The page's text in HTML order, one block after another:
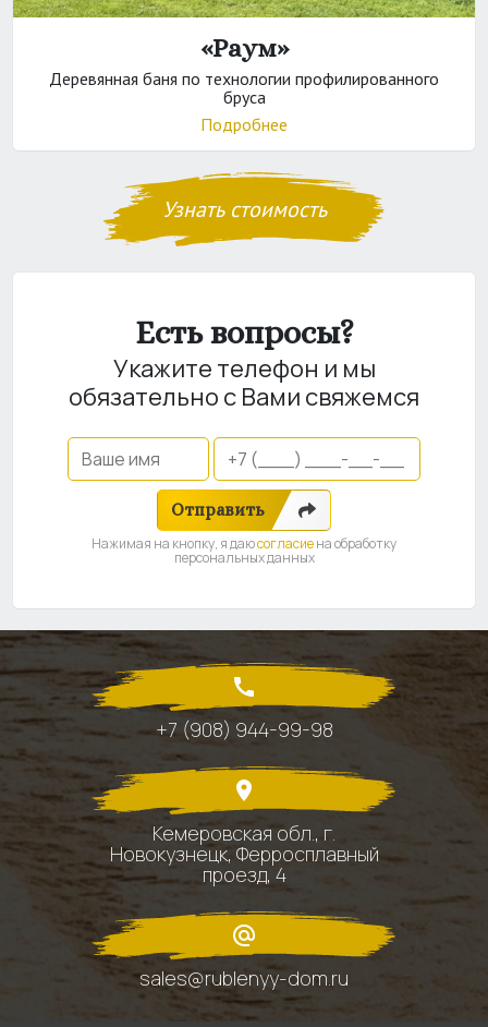
«Раум»
Деревянная баня по технологии профилированного
бруса
Подробнее
Узнать стоимость
Есть вопросы?
Укажите телефон и мы
обязательно с Вами свяжемся
Отправить
Нажимая на кнопку, я даюсогласиена обработку
персональных данных
+7 (908) 944-99-98
Кемеровская обл., г.
Новокузнецк, Ферросплавный
проезд, 4
sales@rublenyy-dom.ru